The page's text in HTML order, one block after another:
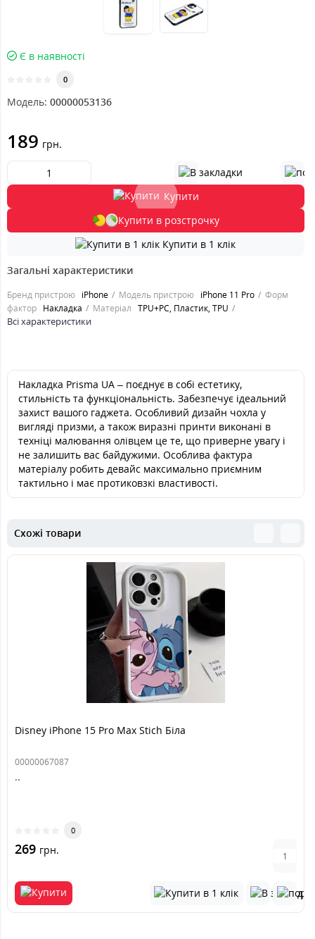
Є в наявності
0
Модель: 00000053136
189 грн.
Купити
Купити в розстрочку
Купити в 1 клік
Загальні характеристики
Бренд пристрою iPhone Модель пристрою iPhone 11 Pro
Форм
фактор Накладка Матеріал TPU+PC, Пластик, TPU
Всі характеристики
Накладка Prisma UA – поєднує в собі естетику,
стильність та функціональність. Забезпечує ідеальний
захист вашого гаджета. Особливий дизайн чохла у
вигляді призми, а також виразні принти виконані в
техніці малювання олівцем це те, що приверне увагу і
не залишить вас байдужими. Особлива фактура
матеріалу робить девайс максимально приємним
тактильно і має протиковзкі властивості.
Схожі товари
Disney iPhone 15 Pro Max Stich Біла
00000067087
..
0
269 грн.